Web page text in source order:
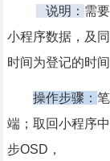
说明： 需
小程序数据，及
时间为登记的时
操作步骤：
端；取回小程序
步OSD，